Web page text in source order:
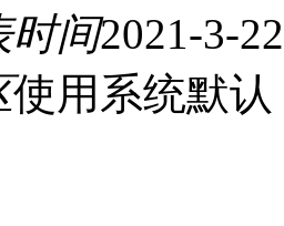
时间2021-3-
使用系统默认